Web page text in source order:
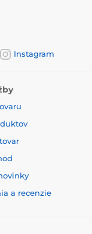
Instagram
a recenzie